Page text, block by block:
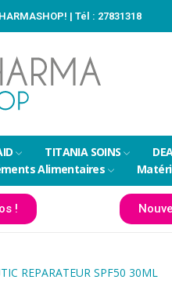
| Tél : 27831318
TITANIA SOINS
Alimentaires
!
REPARATEUR SPF50 30ML